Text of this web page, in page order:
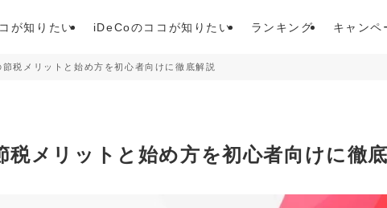
が知りたい iDeCoのココが知りたい ランキング キャンペ
税メリットと始め方を初心者向けに徹底解説
メリットと始め方を初心者向けに徹